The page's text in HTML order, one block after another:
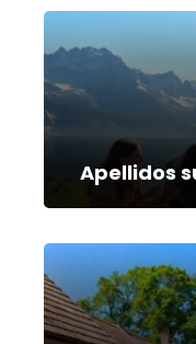
Apellidos